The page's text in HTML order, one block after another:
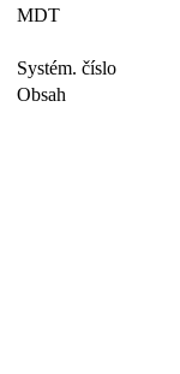
MDT
Systém. číslo
Obsah